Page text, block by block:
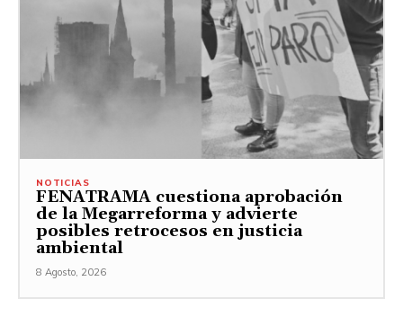
NOTICIAS
FENATRAMA cuestiona aprobación
de la Megarreforma y advierte
posibles retrocesos en justicia
ambiental
8 Agosto, 2026